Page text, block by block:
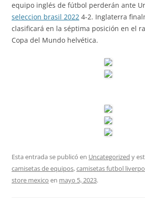
equipo inglés de fútbol perderán ante
seleccion brasil 2022 4-2. Inglaterra
clasificará en la séptima posición en el
Copa del Mundo helvética.
Esta entrada se publicó en Uncategorized y
camisetas de equipos,camisetas futbol
store mexico en mayo 5, 2023.